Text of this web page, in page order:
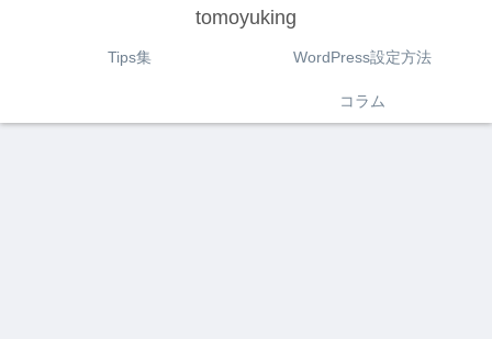
tomoyuking
Tips集 WordPress設定方法
コラム